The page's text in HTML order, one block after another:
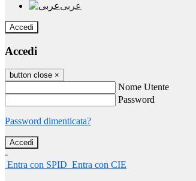
عربى
Accedi
Accedi
button close ×
Nome Utente
Password
Password dimenticata?
-
Entra con SPID Entra con CIE